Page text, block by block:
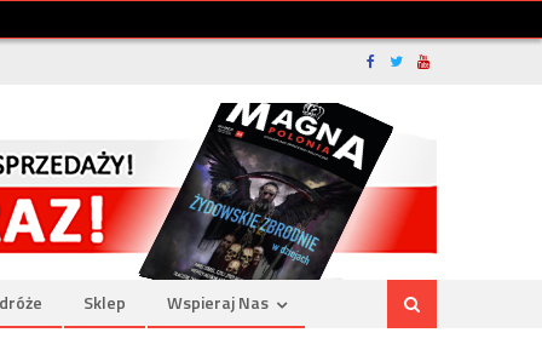
Sklep Wspieraj Nas